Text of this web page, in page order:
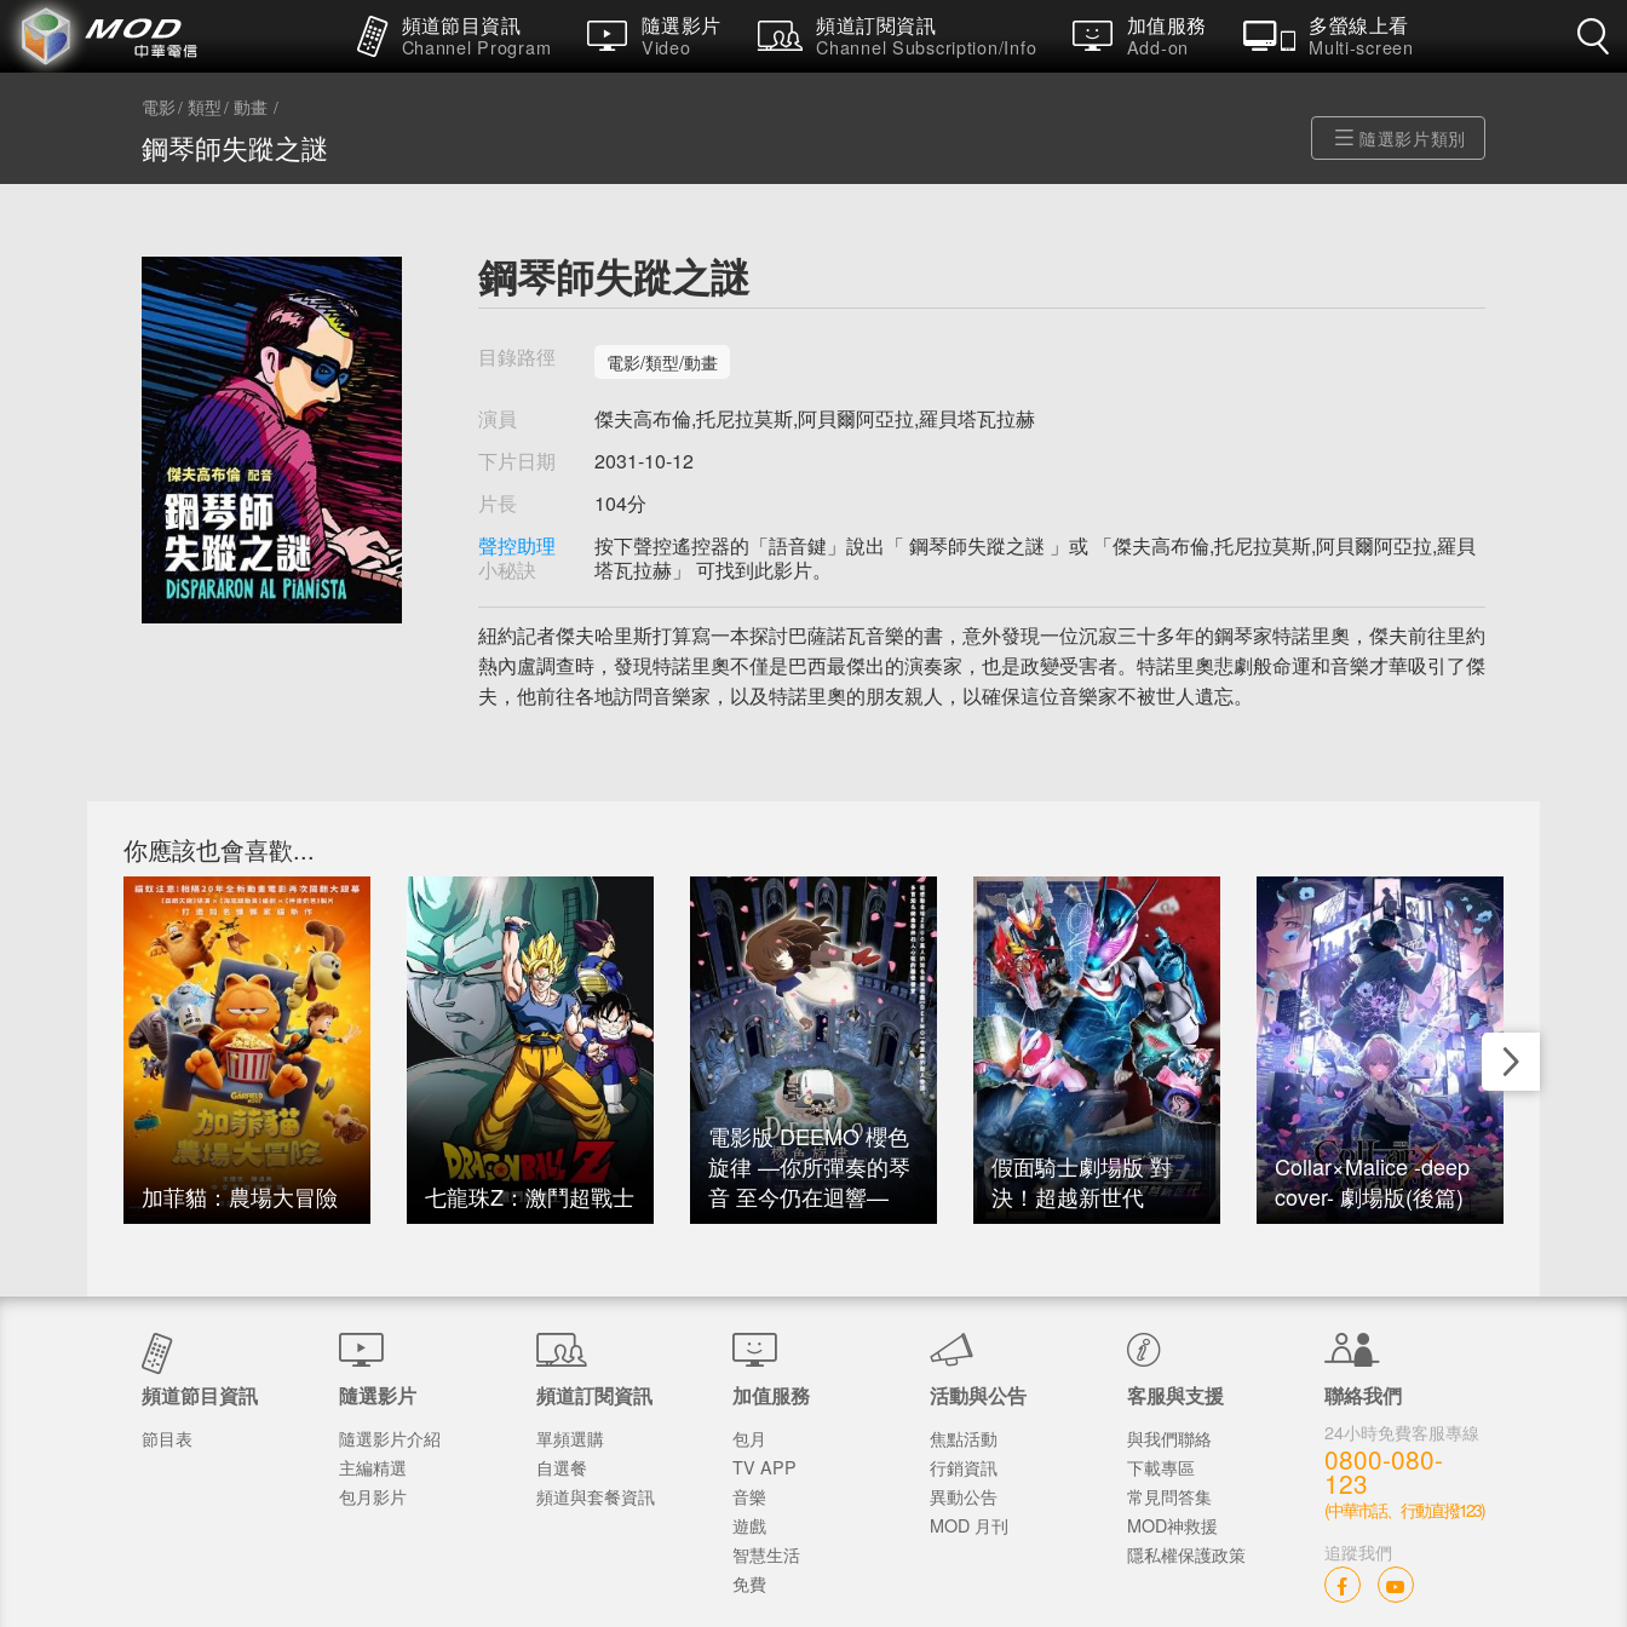
頻道節目資訊
Channel Program
隨選影片
Video
頻道訂閱資訊
Channel Subscription/Info
加值服務
Add-on
多螢線上看
Multi-screen
電影 類型 動畫
鋼琴師失蹤之謎 隨選影片類別
鋼琴師失蹤之謎
目錄路徑 電影/類型/動畫
演員
傑夫高布倫,托尼拉莫斯,阿貝爾阿亞拉,羅貝塔瓦拉赫
下片日期
2031-10-12
片長
104分
聲控助理
小秘訣
按下聲控遙控器的「語音鍵」說出「 鋼琴師失蹤之謎 」或 「傑夫高布倫,托尼拉莫斯,阿貝爾阿亞拉,羅貝
塔瓦拉赫」 可找到此影片。
紐約記者傑夫哈里斯打算寫一本探討巴薩諾瓦音樂的書，意外發現一位沉寂三十多年的鋼琴家特諾里奧，傑夫前往里約
熱內盧調查時，發現特諾里奧不僅是巴西最傑出的演奏家，也是政變受害者。特諾里奧悲劇般命運和音樂才華吸引了傑
夫，他前往各地訪問音樂家，以及特諾里奧的朋友親人，以確保這位音樂家不被世人遺忘。
你應該也會喜歡...
加菲貓：農場大冒險 七龍珠Z：激鬥超戰士
電影版 DEEMO 櫻色
旋律 —你所彈奏的琴
音 至今仍在迴響—
假面騎士劇場版 對
決！超越新世代
Collar×Malice -deep
cover- 劇場版(後篇)
頻道節目資訊
節目表
隨選影片
隨選影片介紹
主編精選
包月影片
頻道訂閱資訊
單頻選購
自選餐
頻道與套餐資訊
加值服務
包月
TV APP
音樂
遊戲
智慧生活
免費
活動與公告
焦點活動
行銷資訊
異動公告
MOD 月刊
客服與支援
與我們聯絡
下載專區
常見問答集
MOD神救援
隱私權保護政策
聯絡我們
24小時免費客服專線
0800-080-
123
(中華市話、行動直撥123)
追蹤我們